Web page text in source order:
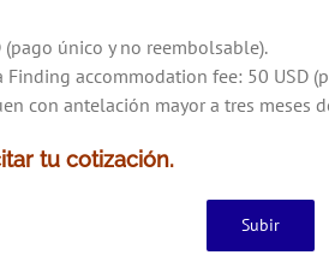
único y no reembolsable).
accommodation fee: 50 USD
con antelación mayor a tres meses
tu cotización.
Subir